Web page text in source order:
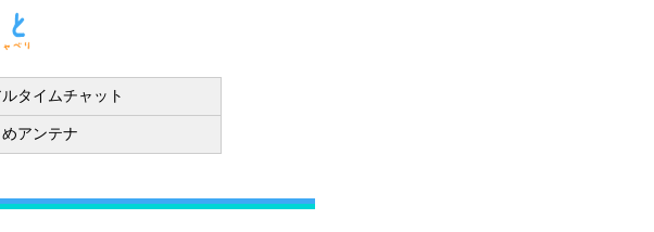
ルタイムチャット
めアンテナ